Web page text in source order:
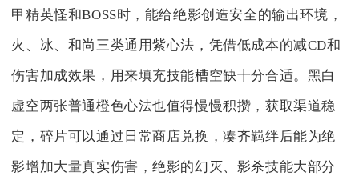
甲精英怪和BOSS时，能给绝影创造安全的输出环境，
火、冰、和尚三类通用紫心法，凭借低成本的减CD和
伤害加成效果，用来填充技能槽空缺十分合适。黑白
虚空两张普通橙色心法也值得慢慢积攒，获取渠道稳
定，碎片可以通过日常商店兑换，凑齐羁绊后能为绝
影增加大量真实伤害，绝影的幻灭、影杀技能大部分